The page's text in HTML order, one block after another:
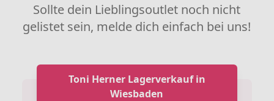
Sollte dein Lieblingsoutlet noch nicht
gelistet sein, melde dich einfach bei uns!
Toni Herner Lagerverkauf in
Wiesbaden